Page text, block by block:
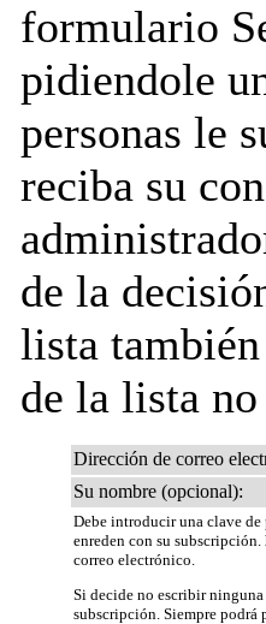
formulario
pidiendole
personas le
reciba su
de la
lista
de la lista
Dirección de correo
Su nombre (opcional):
Debe introducir una clave
enreden con su subscripción.
correo electrónico.
Si decide no escribir ninguna
subscripción. Siempre podrá